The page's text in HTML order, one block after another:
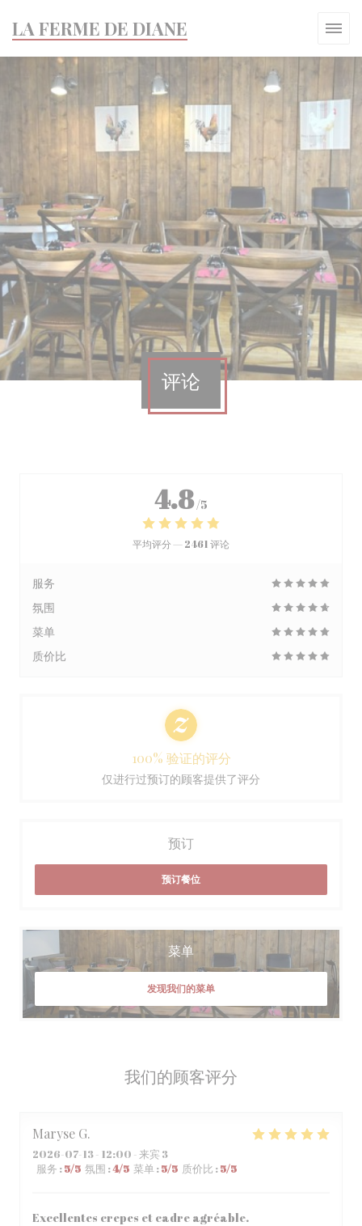
LA FERME DE DIANE
评论
我们的顾客评分
Maryse G
2026-07-13- 12:00 - 来宾 3
服务 :5/5 氛围 :4/5 菜单:5/5 质价比 :5/5
Excellentes crepes et cadre agréable.
4.8/5
平均评分 —2461 评论
服务
氛围
菜单
质价比
100% 验证的评分
仅进行过预订的顾客提供了评分
预订
预订餐位
菜单
发现我们的菜单